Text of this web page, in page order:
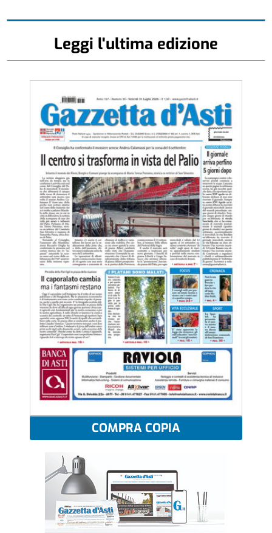
Leggi l'ultima edizione
COMPRA COPIA